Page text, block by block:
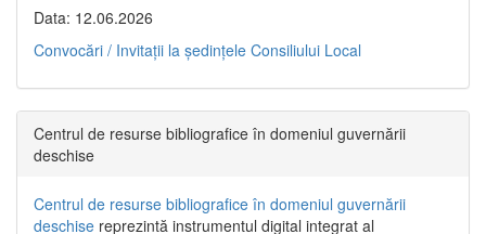
Data: 12.06.2026
Convocări / Invitaţii la şedinţele Consiliului Local
Centrul de resurse bibliografice în domeniul guvernării
deschise
Centrul de resurse bibliografice în domeniul guvernării
deschise reprezintă instrumentul digital integrat al